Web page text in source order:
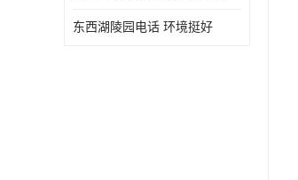
东西湖陵园电话 环境挺好